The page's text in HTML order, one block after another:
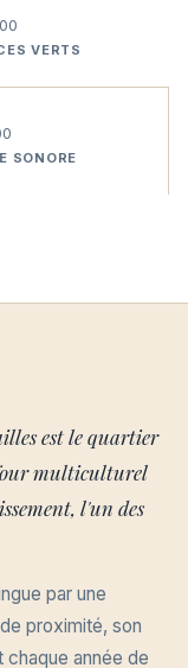
VERTS
SONORE
est le quartier
multiculturel
l'un des
par une
proximité, son
année de